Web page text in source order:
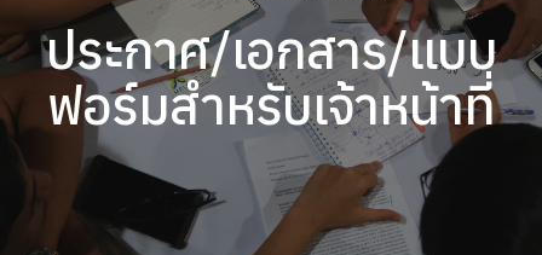
ประกาศ/เอกสาร/แบบ
ฟอร์มสำหรับเจ้าหน้าที่